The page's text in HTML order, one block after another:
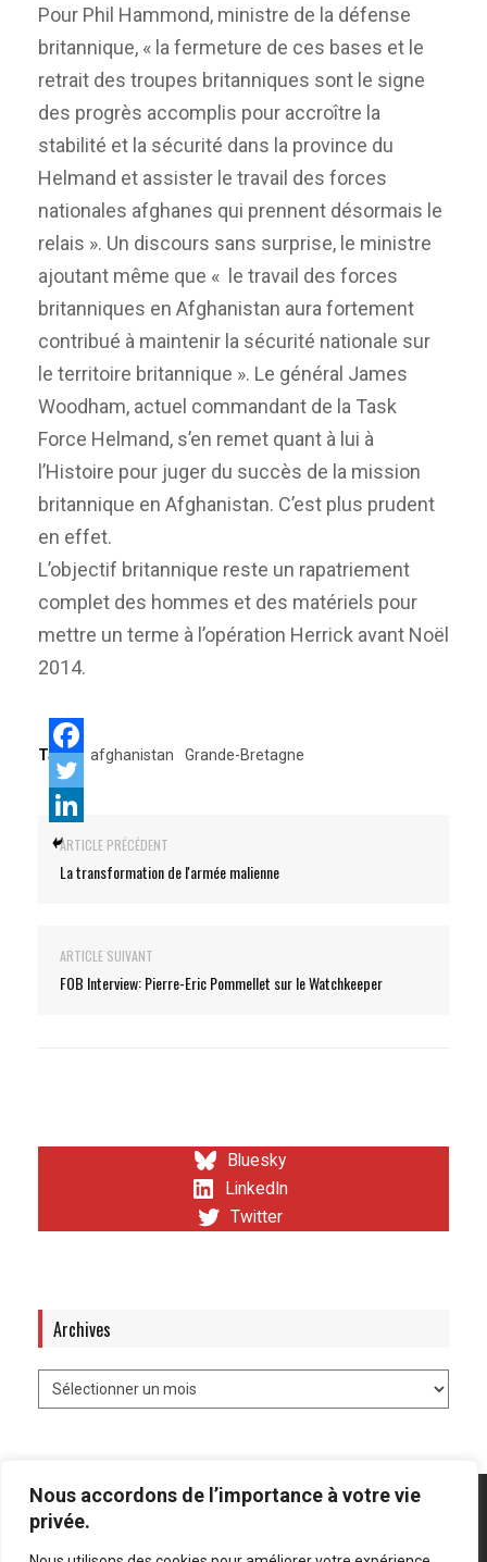
Nous accordons de l’importance à votre vie
privée.
Pour Phil Hammond, ministre de la défense
britannique, « la fermeture de ces bases et le
retrait des troupes britanniques sont le signe
des progrès accomplis pour accroître la
stabilité et la sécurité dans la province du
Helmand et assister le travail des forces
nationales afghanes qui prennent désormais le
relais ». Un discours sans surprise, le ministre
ajoutant même que « le travail des forces
britanniques en Afghanistan aura fortement
contribué à maintenir la sécurité nationale sur
le territoire britannique ». Le général James
Woodham, actuel commandant de la Task
Force Helmand, s’en remet quant à lui à
l’Histoire pour juger du succès de la mission
britannique en Afghanistan. C’est plus prudent
en effet.
L’objectif britannique reste un rapatriement
complet des hommes et des matériels pour
mettre un terme à l’opération Herrick avant Noël
2014.
Tags: afghanistan Grande-Bretagne
ARTICLE PRÉCÉDENT
La transformation de l'armée malienne
ARTICLE SUIVANT
FOB Interview: Pierre-Eric Pommellet sur le Watchkeeper
Bluesky
LinkedIn
Twitter
Archives